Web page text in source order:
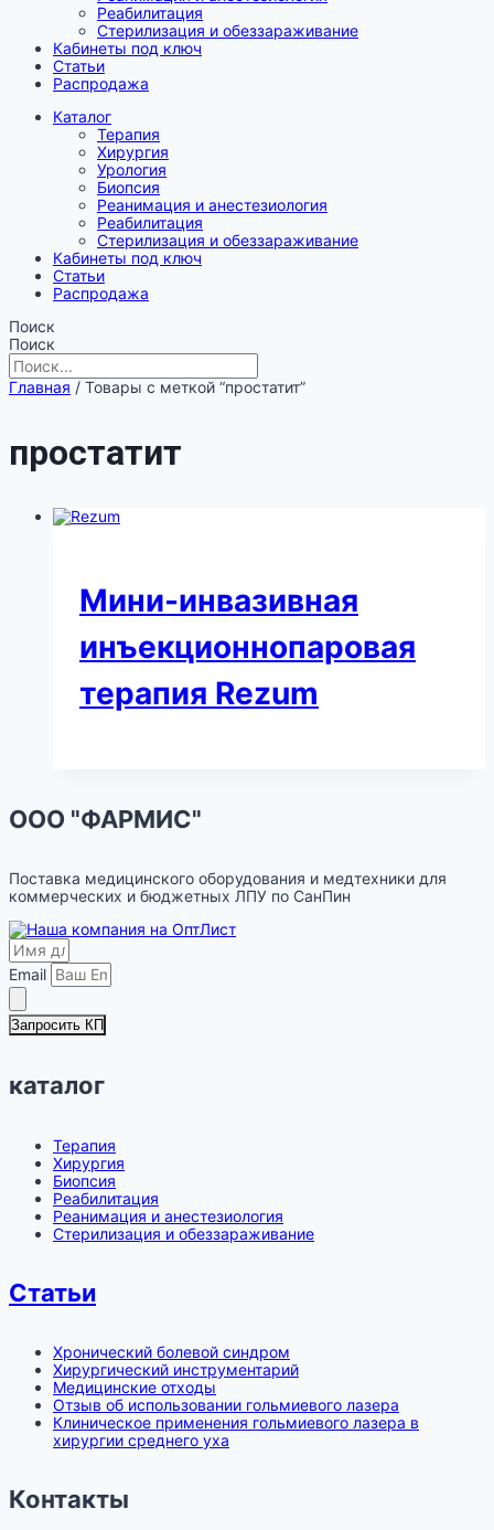
Реабилитация
Стерилизация и обеззараживание
Кабинеты под ключ
Статьи
Распродажа
Каталог
Терапия
Хирургия
Урология
Биопсия
Реанимация и анестезиология
Реабилитация
Стерилизация и обеззараживание
Кабинеты под ключ
Статьи
Распродажа
Поиск
Поиск
Главная / Товары с меткой “простатит”
простатит
Мини-инвазивная
инъекционнопаровая
терапия Rezum
ООО "ФАРМИС"
Поставка медицинского оборудования и медтехники для
коммерческих и бюджетных ЛПУ по СанПин
Email
Запросить КП
каталог
Терапия
Хирургия
Биопсия
Реабилитация
Реанимация и анестезиология
Стерилизация и обеззараживание
Статьи
Хронический болевой синдром
Хирургический инструментарий
Медицинские отходы
Отзыв об использовании гольмиевого лазера
Клиническое применения гольмиевого лазера в
хирургии среднего уха
Контакты